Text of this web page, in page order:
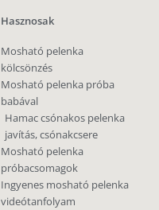
Hasznosak
Mosható pelenka
kölcsönzés
Mosható pelenka próba
babával
Hamac csónakos pelenka
javítás, csónakcsere
Mosható pelenka
próbacsomagok
Ingyenes mosható pelenka
videótanfolyam